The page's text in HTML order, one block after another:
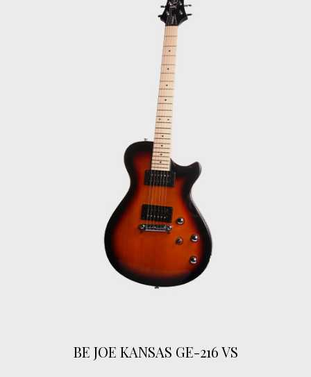
BE JOE KANSAS GE-216 VS